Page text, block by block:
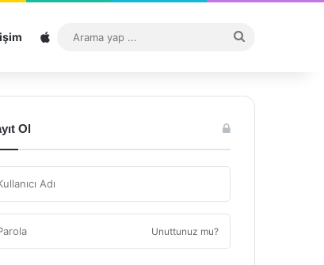
Sitemap
...
Ol
Unuttunuz mu?